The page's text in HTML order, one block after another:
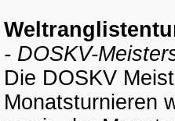
- DOSKV-
Die DOSKV
Monatsturnieren